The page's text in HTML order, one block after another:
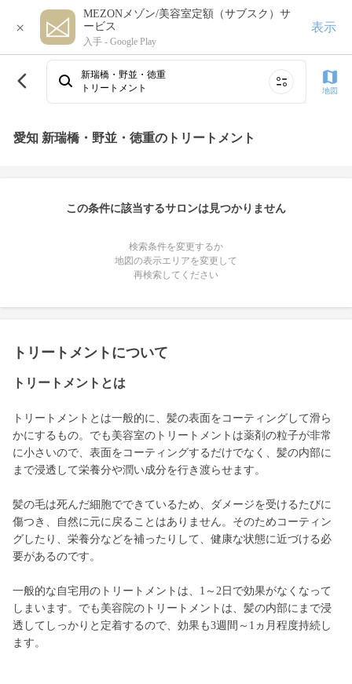
×
MEZONメゾン/美容室定額（サブスク）サ
ービス
入手 - Google Play
表示
新瑞橋・野並・徳重
トリートメント
地図
愛知 新瑞橋・野並・徳重のトリートメント
この条件に該当するサロンは見つかりません
検索条件を変更するか
地図の表示エリアを変更して
再検索してください
トリートメントについて
トリートメントとは
トリートメントとは一般的に、髪の表面をコーティングして滑ら
かにするもの。でも美容室のトリートメントは薬剤の粒子が非常
に小さいので、表面をコーティングするだけでなく、髪の内部に
まで浸透して栄養分や潤い成分を行き渡らせます。
髪の毛は死んだ細胞でできているため、ダメージを受けるたびに
傷つき、自然に元に戻ることはありません。そのためコーティン
グしたり、栄養分などを補ったりして、健康な状態に近づける必
要があるのです。
一般的な自宅用のトリートメントは、1～2日で効果がなくなって
しまいます。でも美容院のトリートメントは、髪の内部にまで浸
透してしっかりと定着するので、効果も3週間～1ヵ月程度持続し
ます。